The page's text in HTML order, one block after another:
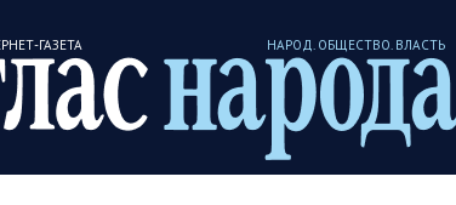
ГАЗЕТА НАРОД. ОБЩЕСТВО. ВЛАСТЬ